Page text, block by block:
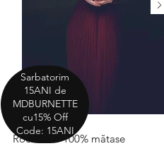
Rochie T - 100% mătase
Sarbatorim
15ANI de
MDBURNETTE
cu15% Off
Code: 15ANI